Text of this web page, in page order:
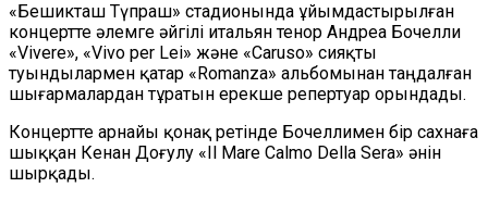
«Бешикташ Түпраш» стадионында ұйымдастырылған
концертте әлемге әйгілі итальян тенор Андреа Бочелли
«Vivere», «Vivo per Lei» және «Caruso» сияқты
туындылармен қатар «Romanza» альбомынан таңдалған
шығармалардан тұратын ерекше репертуар орындады.
Концертте арнайы қонақ ретінде Бочеллимен бір сахнаға
шыққан Кенан Доғулу «Il Mare Calmo Della Sera» әнін
шырқады.